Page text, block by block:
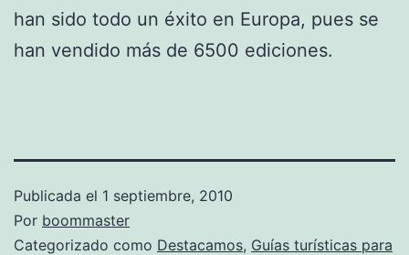
han sido todo un éxito en Europa, pues se
han vendido más de 6500 ediciones.
Publicada el 1 septiembre, 2010
Por boommaster
Categorizado como Destacamos, Guías turísticas para